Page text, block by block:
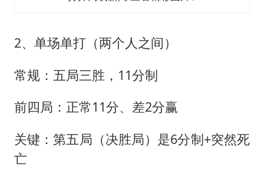
2、单场单打（两个人之间）
常规：五局三胜，11分制
前四局：正常11分、差2分赢
关键：第五局（决胜局）是6分制+突然死
亡